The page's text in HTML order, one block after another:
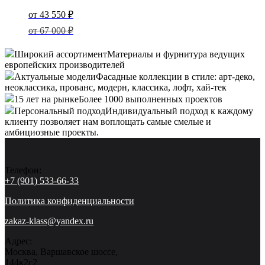
от67 000₽
price
was:
67
от 43 550 ₽Current
price
43
550 ₽.
Широкий ассортиментМатериалы и фурнитура ведущих
европейских производителей
Актуальные моделиФасадные коллекции в стиле: арт-деко,
неоклассика, прованс, модерн, классика, лофт, хай-тек
15 лет на рынкеБолее 1000 выполненных проектов
Персональный подходИндивидуальный подход к каждому
клиенту позволяет нам воплощать самые смелые и
амбициозные проекты.
Телефон:
+7 (901) 533-66-33
Политика конфиденциальности
zakaz-klass@yandex.ru
Адрес:
Москва, Варшавское шоссе,
144к2с2